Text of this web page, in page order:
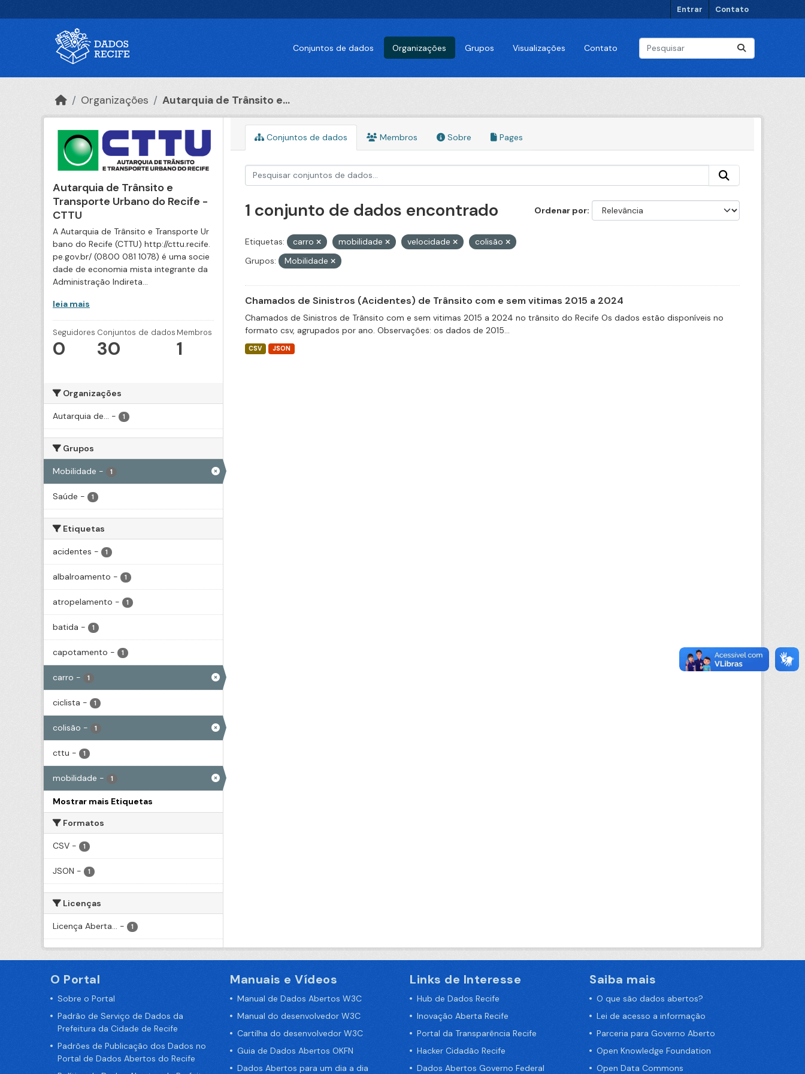
Entrar Contato
Conjuntos de dados Organizações Grupos Visualizações Contato
Organizações Autarquia de Trânsito e...
Autarquia de Trânsito e
Transporte Urbano do Recife -
CTTU
A Autarquia de Trânsito e Transporte Ur
bano do Recife (CTTU) http://cttu.recife.
pe.gov.br/ (0800 081 1078) é uma socie
dade de economia mista integrante da
Administração Indireta...
leia mais
Seguidores
0
Conjuntos de dados
30
Membros
1
Organizações
Autarquia de... - 1
Grupos
Mobilidade - 1
Saúde - 1
Etiquetas
acidentes - 1
albalroamento - 1
atropelamento - 1
batida - 1
capotamento - 1
carro - 1
ciclista - 1
colisão - 1
cttu - 1
mobilidade - 1
Mostrar mais Etiquetas
Formatos
CSV - 1
JSON - 1
Licenças
Licença Aberta... - 1
Conjuntos de dados Membros Sobre Pages
Ordenar por
1 conjunto de dados encontrado
Etiquetas: carro mobilidade velocidade
colisão
Grupos:
Mobilidade
Chamados de Sinistros (Acidentes) de Trânsito com e sem vitimas 2015 a 2024
Chamados de Sinistros de Trânsito com e sem vitimas 2015 a 2024 no trânsito do Recife Os dados estão disponíveis no
formato csv, agrupados por ano. Observações: os dados de 2015...
CSV JSON
O Portal
Sobre o Portal
Padrão de Serviço de Dados da
Prefeitura da Cidade de Recife
Padrões de Publicação dos Dados no
Portal de Dados Abertos do Recife
Manuais e Vídeos
Manual de Dados Abertos W3C
Manual do desenvolvedor W3C
Cartilha do desenvolvedor W3C
Guia de Dados Abertos OKFN
Dados Abertos para um dia a dia
Links de Interesse
Hub de Dados Recife
Inovação Aberta Recife
Portal da Transparência Recife
Hacker Cidadão Recife
Dados Abertos Governo Federal
Saiba mais
O que são dados abertos?
Lei de acesso a informação
Parceria para Governo Aberto
Open Knowledge Foundation
Open Data Commons